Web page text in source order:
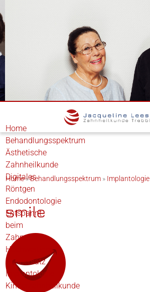
Home
Behandlungsspektrum
Ästhetische
Zahnheilkunde
Digitales
Röntgen
Endodontologie
Entspannt
beim
Zahnarzt
Hochwertiger
Zahnersatz
Implantologie
Kinderzahnheilkunde
Home»Behandlungsspektrum » Implantologie
smile